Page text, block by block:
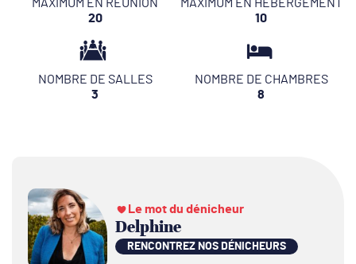
MAXIMUM EN RÉUNION
20
MAXIMUM EN HÉBERGEMENT
10
NOMBRE DE SALLES
3
NOMBRE DE CHAMBRES
8
Le mot du dénicheur
Delphine
RENCONTREZ NOS DÉNICHEURS